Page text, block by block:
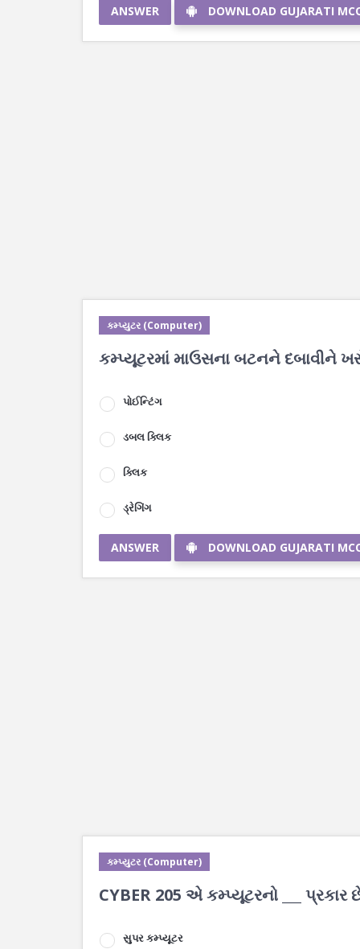
ANSWER DOWNLOAD GUJARATI
કમ્પ્યુટર (Computer)
કમ્પ્યૂટરમાં માઉસના બટનને દબાવીને
પોઈન્ટિંગ
ડબલ ક્લિક
ક્લિક
ડ્રેગિંગ
ANSWER DOWNLOAD GUJARATI
કમ્પ્યુટર (Computer)
CYBER 205 એ કમ્પ્યૂટરનો ___ પ્રકાર
સુપર કમ્પ્યૂટર